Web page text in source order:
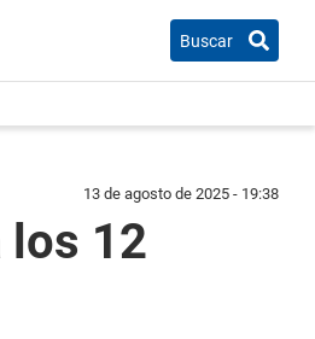
Buscar
13 de agosto de 2025 - 19:38
los 12